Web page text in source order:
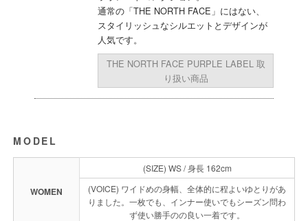
通常の「THE NORTH FACE」にはない、
スタイリッシュなシルエットとデザインが
人気です。
THE NORTH FACE PURPLE LABEL 取
り扱い商品
MODEL
WOMEN
(SIZE) WS / 身長 162cm
(VOICE) ワイドめの身幅、全体的に程よいゆとりがあ
りました。一枚でも、インナー使いでもシーズン問わ
ず使い勝手のの良い一着です。